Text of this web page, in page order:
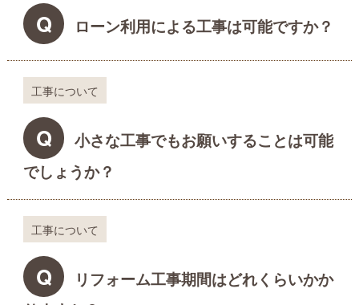
Q ローン利用による工事は可能ですか？
工事について
Q
小さな工事でもお願いすることは可能
でしょうか？
工事について
Q
リフォーム工事期間はどれくらいかか